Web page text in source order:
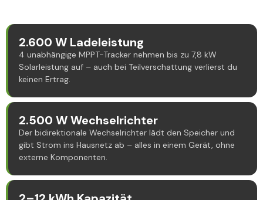
2.600 W Ladeleistung
4 unabhängige MPPT-Tracker nehmen bis zu 7,8 kW
Solarleistung auf – auch bei Teilverschattung verlierst du
keinen Ertrag.
2.500 W Wechselrichter
Der bidirektionale Wechselrichter lädt den Speicher und
gibt Strom ins Hausnetz ab – alles in einem Gerät, ohne
externe Komponenten.